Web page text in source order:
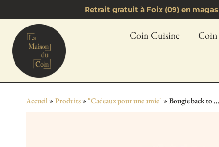
Retrait gratuit à Foix (09) en
Coin Cuisine Coin
Accueil» Produits» "Cadeaux pour une amie" » Bougie back to